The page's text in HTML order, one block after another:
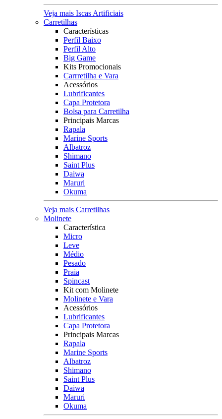
Veja mais Iscas Artificiais
Carretilhas
Características
Perfil Baixo
Perfil Alto
Big Game
Kits Promocionais
Carrretilha e Vara
Acessórios
Lubrificantes
Capa Protetora
Bolsa para Carretilha
Principais Marcas
Rapala
Marine Sports
Albatroz
Shimano
Saint Plus
Daiwa
Maruri
Okuma
Veja mais Carretilhas
Molinete
Característica
Micro
Leve
Médio
Pesado
Praia
Spincast
Kit com Molinete
Molinete e Vara
Acessórios
Lubrificantes
Capa Protetora
Principais Marcas
Rapala
Marine Sports
Albatroz
Shimano
Saint Plus
Daiwa
Maruri
Okuma